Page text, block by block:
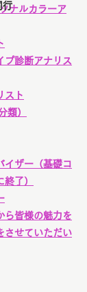
行ナルカラーア
プ診断アナリス
スト
類）
イザー（基礎コ
了）
ら皆様の魅力を
させていただい